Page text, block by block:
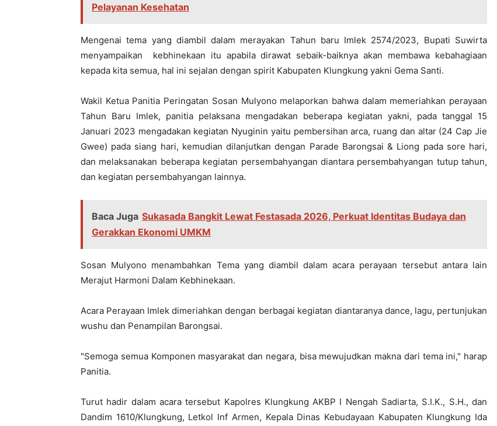
Pelayanan Kesehatan
Mengenai tema yang diambil dalam merayakan Tahun baru Imlek 2574/2023, Bupati Suwirta
menyampaikan kebhinekaan itu apabila dirawat sebaik-baiknya akan membawa kebahagiaan
kepada kita semua, hal ini sejalan dengan spirit Kabupaten Klungkung yakni Gema Santi.
Wakil Ketua Panitia Peringatan Sosan Mulyono melaporkan bahwa dalam memeriahkan perayaan
Tahun Baru Imlek, panitia pelaksana mengadakan beberapa kegiatan yakni, pada tanggal 15
Januari 2023 mengadakan kegiatan Nyuginin yaitu pembersihan arca, ruang dan altar (24 Cap Jie
Gwee) pada siang hari, kemudian dilanjutkan dengan Parade Barongsai & Liong pada sore hari,
dan melaksanakan beberapa kegiatan persembahyangan diantara persembahyangan tutup tahun,
dan kegiatan persembahyangan lainnya.
Baca Juga Sukasada Bangkit Lewat Festasada 2026, Perkuat Identitas Budaya dan
Gerakkan Ekonomi UMKM
Sosan Mulyono menambahkan Tema yang diambil dalam acara perayaan tersebut antara lain
Merajut Harmoni Dalam Kebhinekaan.
Acara Perayaan Imlek dimeriahkan dengan berbagai kegiatan diantaranya dance, lagu, pertunjukan
wushu dan Penampilan Barongsai.
"Semoga semua Komponen masyarakat dan negara, bisa mewujudkan makna dari tema ini," harap
Panitia.
Turut hadir dalam acara tersebut Kapolres Klungkung AKBP I Nengah Sadiarta, S.I.K., S.H., dan
Dandim 1610/Klungkung, Letkol Inf Armen, Kepala Dinas Kebudayaan Kabupaten Klungkung Ida